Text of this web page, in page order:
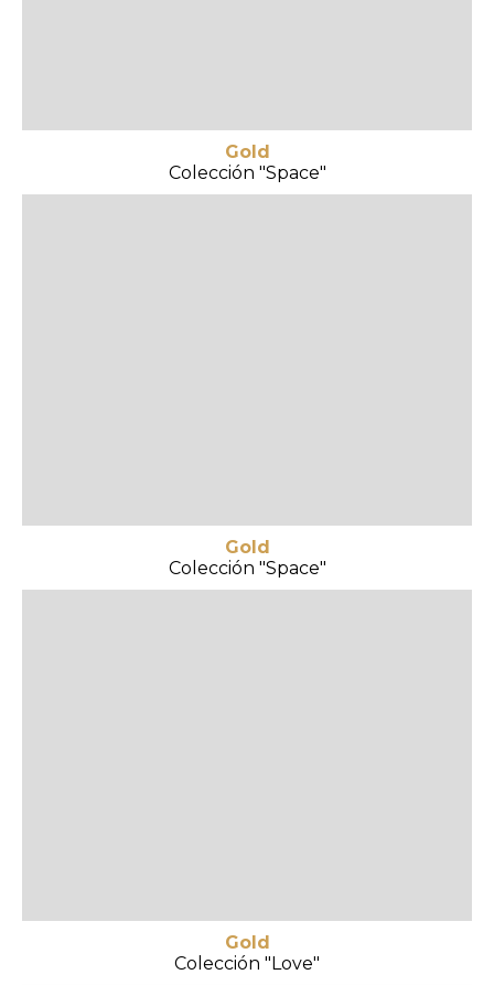
Gold
Colección "Space"
Gold
Colección "Space"
Gold
Colección "Love"